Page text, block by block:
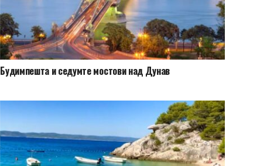
Будимпешта и седумте мостови над Дунав